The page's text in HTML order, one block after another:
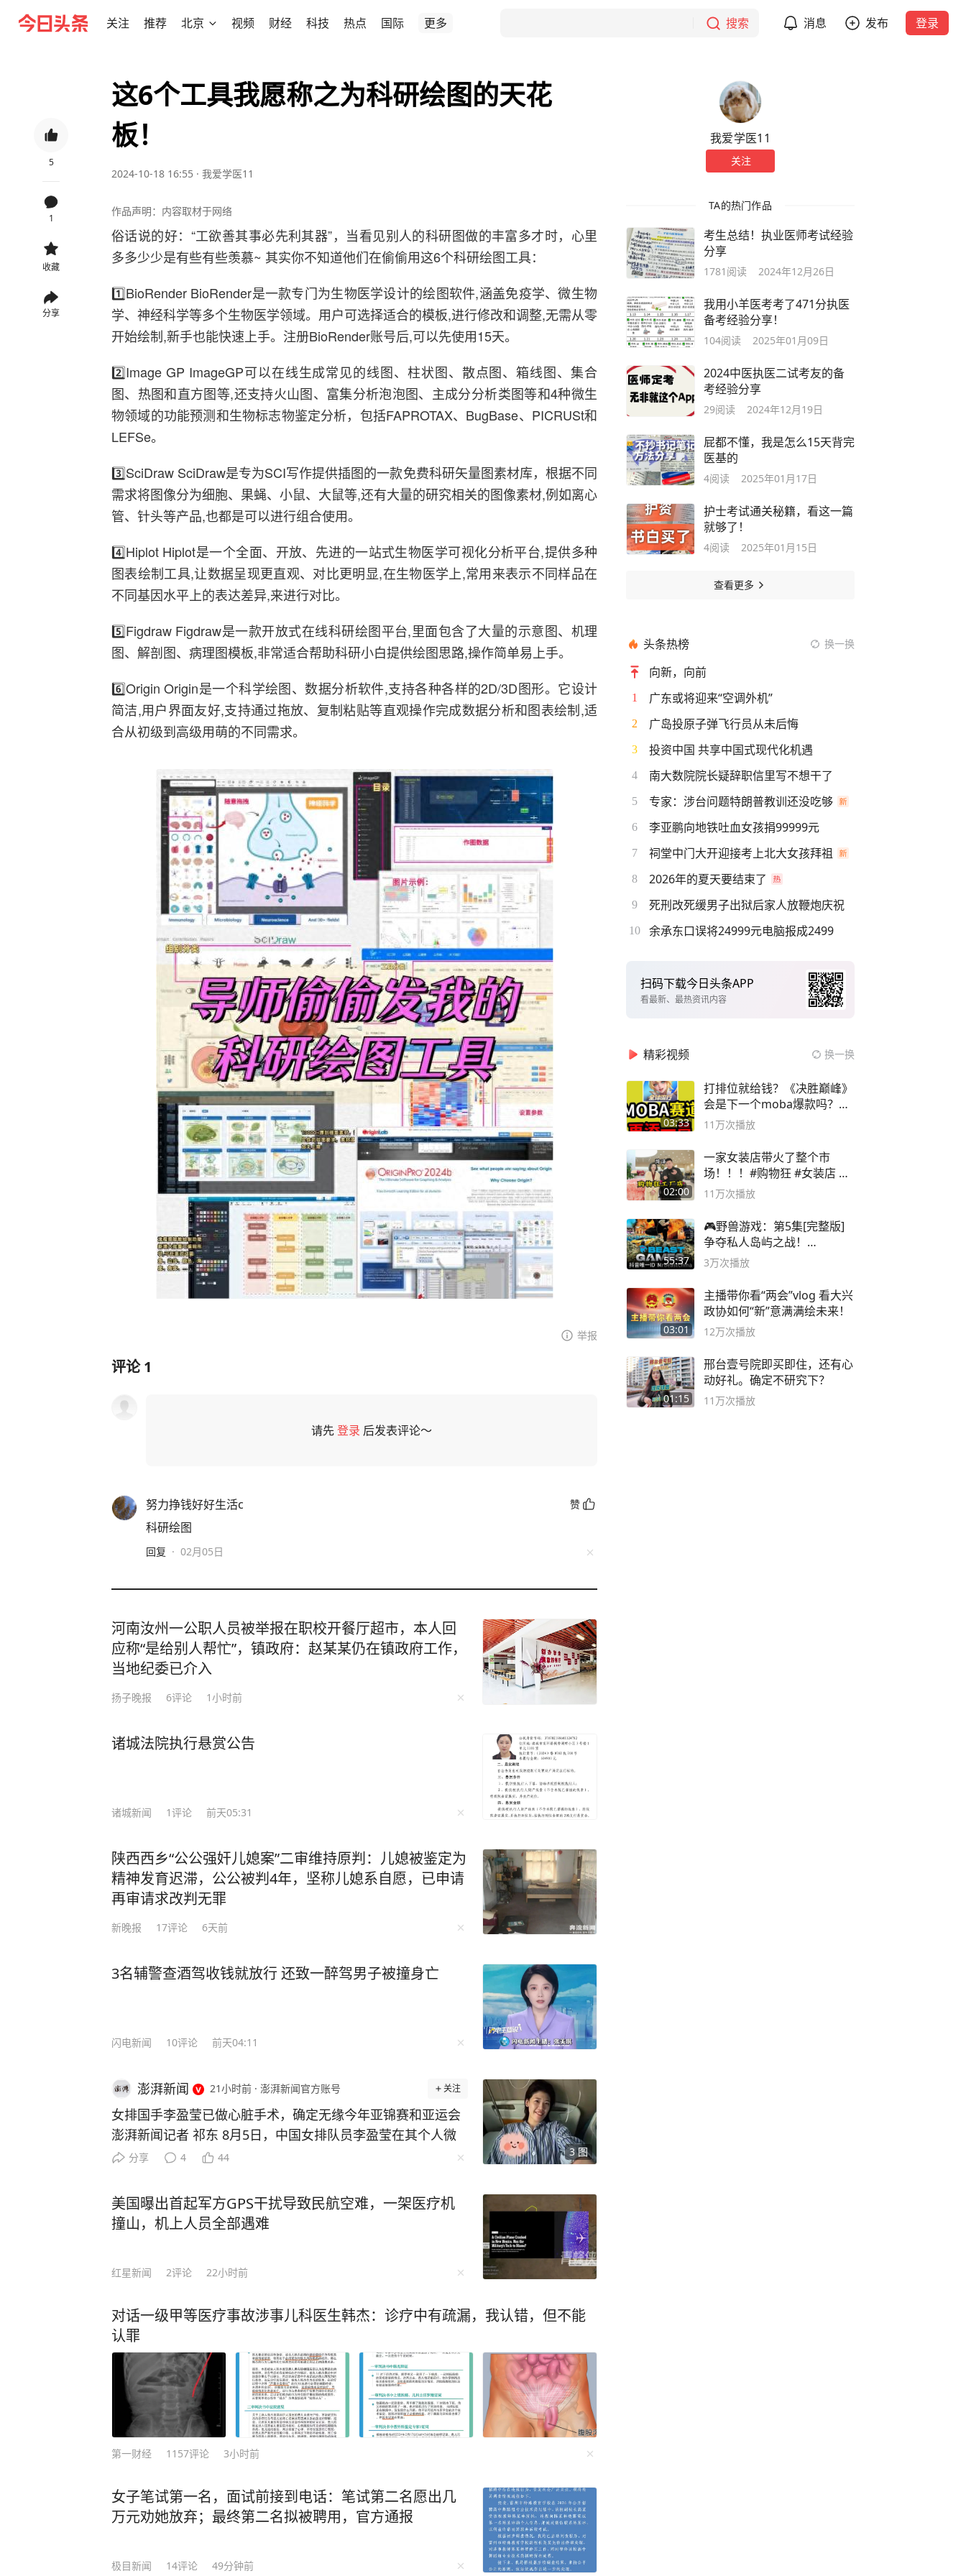
关注 推荐 北京 视频 财经 科技 热点 国际 更多 搜索 消息 发布 登录
5
1
收藏
分享
这6个工具我愿称之为科研绘图的天花
板！
2024-10-18 16:55 · 我爱学医11
作品声明：内容取材于网络
俗话说的好：“工欲善其事必先利其器”，当看见别人的科研图做的丰富多才时，心里
多多少少是有些有些羡慕~ 其实你不知道他们在偷偷用这6个科研绘图工具：
1️⃣BioRender BioRender是一款专门为生物医学设计的绘图软件,涵盖免疫学、微生物
学、神经科学等多个生物医学领域。用户可选择适合的模板,进行修改和调整,无需从零
开始绘制,新手也能快速上手。注册BioRender账号后,可以先使用15天。
2️⃣Image GP ImageGP可以在线生成常见的线图、柱状图、散点图、箱线图、集合
图、热图和直方图等,还支持火山图、富集分析泡泡图、主成分分析类图等和4种微生
物领域的功能预测和生物标志物鉴定分析，包括FAPROTAX、BugBase、PICRUSt和
LEFSe。
3️⃣SciDraw SciDraw是专为SCI写作提供插图的一款免费科研矢量图素材库，根据不同
需求将图像分为细胞、果蝇、小鼠、大鼠等,还有大量的研究相关的图像素材,例如离心
管、针头等产品,也都是可以进行组合使用。
4️⃣Hiplot Hiplot是一个全面、开放、先进的一站式生物医学可视化分析平台,提供多种
图表绘制工具,让数据呈现更直观、对比更明显,在生物医学上,常用来表示不同样品在
不同基因水平上的表达差异,来进行对比。
5️⃣Figdraw Figdraw是一款开放式在线科研绘图平台,里面包含了大量的示意图、机理
图、解剖图、病理图模板,非常适合帮助科研小白提供绘图思路,操作简单易上手。
6️⃣Origin Origin是一个科学绘图、数据分析软件,支持各种各样的2D/3D图形。它设计
简洁,用户界面友好,支持通过拖放、复制粘贴等直观操作完成数据分析和图表绘制,适
合从初级到高级用萌的不同需求。
举报
评论1
请先登录 后发表评论～
努力挣钱好好生活c 赞
科研绘图
回复 · 02月05日
河南汝州一公职人员被举报在职校开餐厅超市，本人回
应称“是给别人帮忙”，镇政府：赵某某仍在镇政府工作，
当地纪委已介入
扬子晚报 6评论 1小时前
诸城法院执行悬赏公告
诸城新闻 1评论 前天05:31
陕西西乡“公公强奸儿媳案”二审维持原判：儿媳被鉴定为
精神发育迟滞，公公被判4年，坚称儿媳系自愿，已申请
再审请求改判无罪
新晚报 17评论 6天前
3名辅警查酒驾收钱就放行 还致一醉驾男子被撞身亡
闪电新闻 10评论 前天04:11
3 图
澎湃新闻 21小时前 · 澎湃新闻官方账号 关注
女排国手李盈莹已做心脏手术，确定无缘今年亚锦赛和亚运会
澎湃新闻记者 祁东 8月5日，中国女排队员李盈莹在其个人微
博“@能量小瑩瑩”上发文称，自己已做了心脏手术，经评估确定
况，需要进行手术，手术做的很成功，现在已经出院回家休
养。经过综合评估，确定无缘本届亚锦赛与亚运会。心中满是
遗憾，但健康永远是一切的前提。接下来专注术后康复，一步
也期待痊愈之后，再次踏上熟悉的赛场。” 4月29日，中国国家
为李盈莹。视觉中国 图 今年4月29日举办的国家女排公开训练
课上，李盈莹当时随队训练。5月国际排联公布的中国女排30
人大名单里，李盈莹也在其列。不过随后不久，主教练赵勇就
表示李盈莹仍处在康复期，暂未归队。这位中国女排重要女将
就此缺席本赛季世界女排联赛多场比赛。 女排亚锦赛将于8月2
1日至30日在天津举行，冠军将直通2028年洛杉矶奥运会。中
国女排与中国台北、伊朗、伊拉克同组。 2026年亚运会女排赛
将于9月16日至22日举行，中国女排与哈萨克斯坦、菲律宾被
分享 4 44
美国曝出首起军方GPS干扰导致民航空难，一架医疗机
撞山，机上人员全部遇难
红星新闻 2评论 22小时前
对话一级甲等医疗事故涉事儿科医生韩杰：诊疗中有疏漏，我认错，但不能
认罪
第一财经 1157评论 3小时前
女子笔试第一名，面试前接到电话：笔试第二名愿出几
万元劝她放弃；最终第二名拟被聘用，官方通报
极目新闻 14评论 49分钟前
我爱学医11
关注
TA的热门作品
考生总结！执业医师考试经验
分享
1781 阅读 2024年12月26日
我用小羊医考考了471分执医
备考经验分享！
104阅读 2025年01月09日
2024中医执医二试考友的备
考经验分享
29阅读 2024年12月19日
屁都不懂，我是怎么15天背完
医基的
4阅读 2025年01月17日
护士考试通关秘籍，看这一篇
就够了！
4阅读 2025年01月15日
查看更多
头条热榜 换一换
向新，向前
1 广东或将迎来“空调外机”
2 广岛投原子弹飞行员从未后悔
3 投资中国 共享中国式现代化机遇
4 南大数院院长疑辞职信里写不想干了
5 专家：涉台问题特朗普教训还没吃够
6 李亚鹏向地铁吐血女孩捐99999元
7 祠堂中门大开迎接考上北大女孩拜祖
8 2026年的夏天要结束了
9 死刑改死缓男子出狱后家人放鞭炮庆祝
10 余承东口误将24999元电脑报成2499
扫码下载今日头条APP
看最新、最热资讯内容
精彩视频 换一换
03:33
打排位就给钱？《决胜巅峰》
会是下一个moba爆款吗？#
决胜巅峰
11万次播放
02:00
一家女装店带火了整个市
场！！！#购物狂 #女装店 #
高品质女装
11万次播放
55:37
🎮野兽游戏：第5集[完整版]
争夺私人岛屿之战！
#MrBeastChina
3万次播放
03:01
主播带你看“两会”vlog 看大兴
政协如何“新”意满满绘未来！
12万次播放
01:15
邢台壹号院即买即住，还有心
动好礼。确定不研究下？
11万次播放